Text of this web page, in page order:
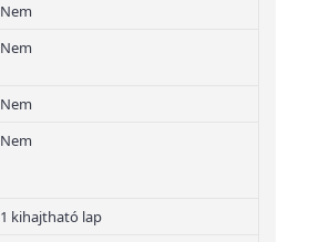
Nem
Nem
Nem
Nem
1 kihajtható lap